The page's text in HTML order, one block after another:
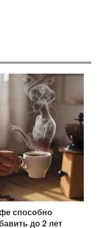
способно
до 2 лет